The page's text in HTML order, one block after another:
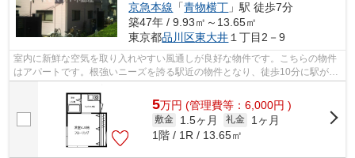
京急本線 「青物横丁 」駅 徒歩7分
築47年 / 9.93㎡～13.65㎡
東京都品川区東大井 １丁目2－9
室内に新鮮な空気を取り入れやすい風通しが良好な物件です。こちらの物件
はアパートです。根強いニーズを誇る駅近の物件となり、徒歩10分に駅があ
5万円 (管理費等：6,000円 )
敷金 1.5ヶ月 礼金
1ヶ月
1階 / 1R / 13.65㎡